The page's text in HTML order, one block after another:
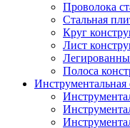
Проволока
Стальная
Круг
Лист
Полоса
Инструментальная